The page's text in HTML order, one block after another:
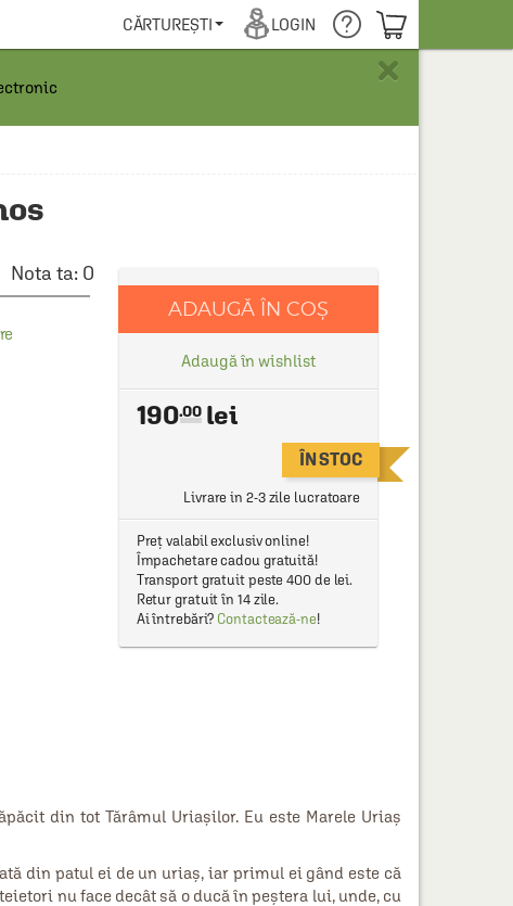
CĂRTUREȘTI LOGIN COȘUL TĂU
×
Nota ta: 0
ADAUGĂ ÎN COȘ
Adaugă în wishlist
190.00
ÎN STOC
Livrare in 2-3 zile lucratoare
Preț valabil exclusiv online!
Împachetare cadou gratuită!
Transport gratuit peste 400 de lei.
Retur gratuit în 14 zile.
Ai întrebări? Contactează-ne!
din tot Tărâmul Uriaşilor. Eu este Marele Uriaş
din patul ei de un uriaş, iar primul ei gând este că
nu face decât să o ducă în peştera lui, unde, cu